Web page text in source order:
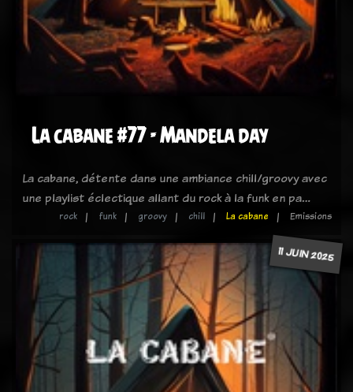
La cabane #77 - Mandela day
La cabane, détente dans une ambiance chill/groovy avec
une playlist éclectique allant du rock à la funk en pa…
rock funk groovy chill La cabane Emissions
11 JUIN 2025